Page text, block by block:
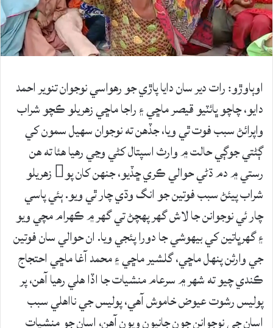
اوٻاوڙو: رات دير سان دايا پاڙي جو رھواسي نوجوان تنوير احمد
دايو، چاچو ڀائٽيو قيصر ماڇي ۽ راجا ماڇي زهريلو ڪچو شراب
واپرائڻ سبب فوت ٿي ويا، جڏهن ته نوجوان سهيل سمون کي
ڳڻتي جوڳي حالت ۾ وارث اسپتال کڻي وڃي رھيا ھئا ته هن
رستي ۾ دم ڌڻي حوالي ڪري ڇڏيو، جنهن کان پو زھريلو
شراب پيئڻ سبب فوتين جو انگ وڌي چار ٿي ويو. ٻئي پاسي
چار ئي نوجوانن جا لاش گهر پهچڻ تي گهر ۾ ڪهرام مچي ويو
۽ گهرڀاتين کي بيهوشي جا دورا پئجي ويا. ان حوالي سان فوتين
جي وارثن پنهل ماڇي، گلشير ماڇي ۽ محمد آغا ماڇي احتجاج
ڪندي چيو ته شهر ۾ سرعام منشيات جا اڏا هلي رهيا آهن، پر
پوليس رشوت عيوض خاموش آهي، پوليس جي نااهلي سبب
اسان جي نوجوانن جون جانيون ويون آهن، اسان جو منشيات